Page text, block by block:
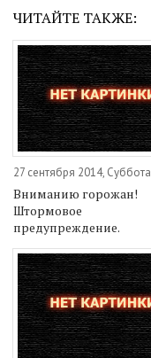
ЧИТАЙТЕ ТАКЖЕ:
27 сентября 2014, Суббота
Вниманию горожан!
Штормовое
предупреждение.